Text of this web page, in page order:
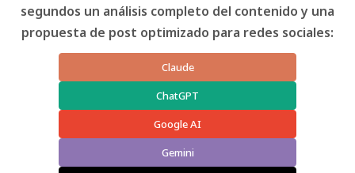
segundos un análisis completo del contenido y una
propuesta de post optimizado para redes sociales:
Claude
ChatGPT
Google AI
Gemini